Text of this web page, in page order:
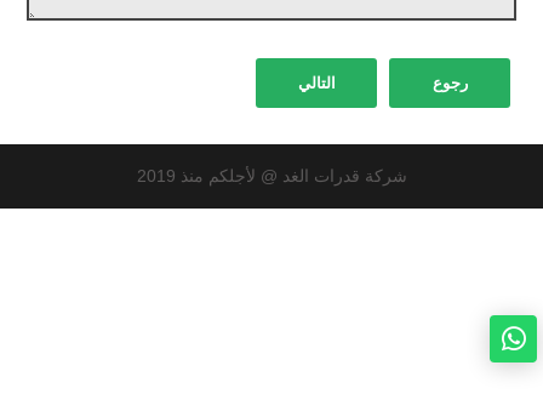
رجوع التالي
شركة قدرات الغد @ لأجلكم منذ 2019